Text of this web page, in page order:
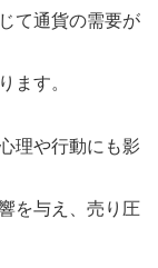
て通貨の需要が
ます。
理や行動にも影
を与え、売り圧